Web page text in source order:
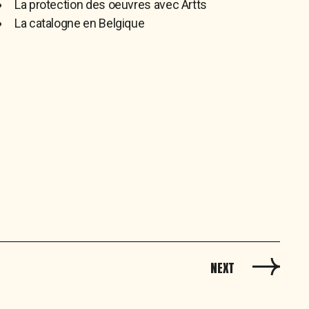
La protection des oeuvres avec Artts
La catalogne en Belgique
NEXT